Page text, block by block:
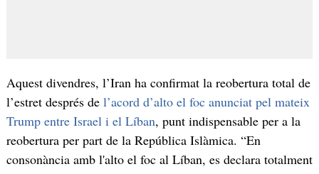
Aquest divendres, l’Iran ha confirmat la reobertura total de
l’estret després de l’acord d’alto el foc anunciat pel mateix
Trump entre Israel i el Líban, punt indispensable per a la
reobertura per part de la República Islàmica. “En
consonància amb l'alto el foc al Líban, es declara totalment